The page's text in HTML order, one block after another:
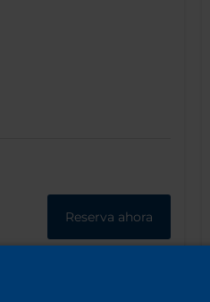
Reserva ahora